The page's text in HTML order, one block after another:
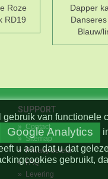
Roze
RD19
Dapper
Blauw/
SUPPORT
» Contact
» Sitemap
»Privacy beleid
»FAQ
»
Levering
gebruik van
Google Analytics
u aan dat u dat
gebruikt,